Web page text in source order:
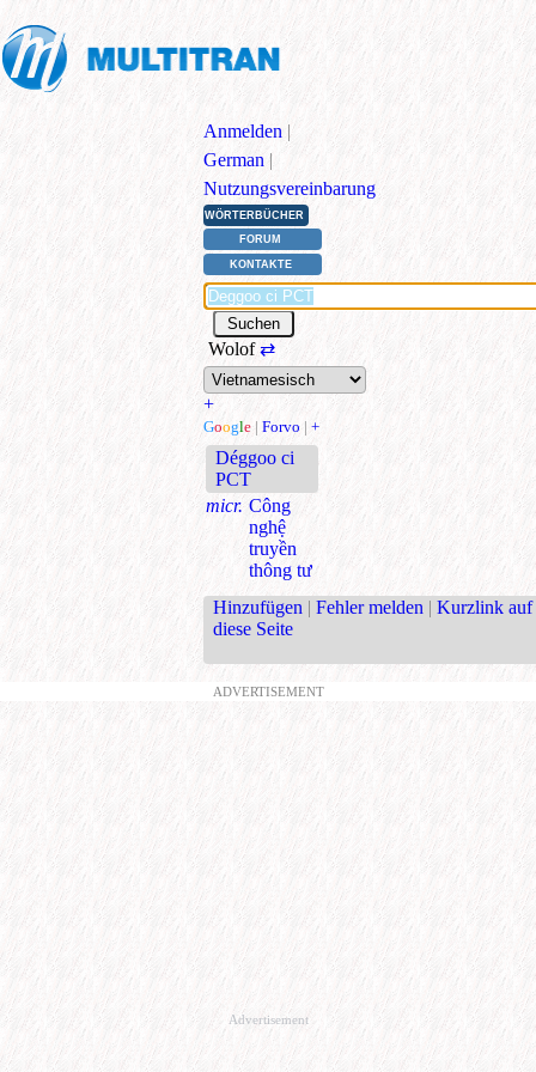
Anmelden |
German |
Nutzungsvereinbarung
WÖRTERBÜCHER
FORUM
KONTAKTE
Wolof⇄
+
Google | Forvo | +
Déggoo ci
PCT
micr. Công
nghệ
truyền
thông tư
Hinzufügen | Fehler melden | Kurzlink auf
diese Seite
ADVERTISEMENT
Advertisement